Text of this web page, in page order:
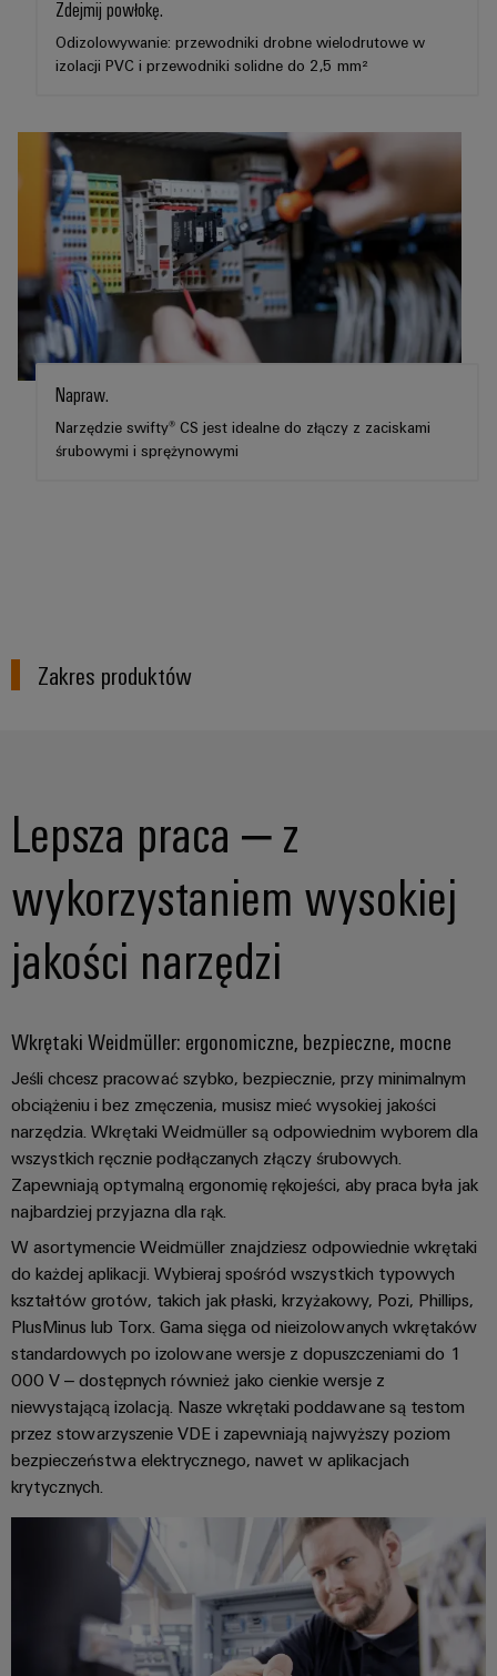
dla
przemysłu
i
Wodór
Wodór
kluczowa
technologia
transformacji
energetycznej
listwy
zaciskowe
skrzynki
Przewody
konfekcjonowane
Innowacje
produktowe
Praktyczna
dla Twojego
Weidmüller
Configurator
Wyższy poziom
inżynierii cyfrowej
– intuicyjnie,
nieskomplikowanie,
szybko
Zdejmij powłokę.
Odizolowywanie: przewodniki drobne wielodrutowe w
izolacji PVC i przewodniki solidne do 2,5 mm²
Napraw.
Narzędzie swifty® CS jest idealne do złączy z zaciskami
śrubowymi i sprężynowymi
Zakres produktów
Lepsza praca – z
wykorzystaniem wysokiej
jakości narzędzi
Wkrętaki Weidmüller: ergonomiczne, bezpieczne, mocne
Jeśli chcesz pracować szybko, bezpiecznie, przy minimalnym
obciążeniu i bez zmęczenia, musisz mieć wysokiej jakości
narzędzia. Wkrętaki Weidmüller są odpowiednim wyborem dla
wszystkich ręcznie podłączanych złączy śrubowych.
Zapewniają optymalną ergonomię rękojeści, aby praca była jak
najbardziej przyjazna dla rąk.
W asortymencie Weidmüller znajdziesz odpowiednie wkrętaki
do każdej aplikacji. Wybieraj spośród wszystkich typowych
kształtów grotów, takich jak płaski, krzyżakowy, Pozi, Phillips,
PlusMinus lub Torx. Gama sięga od nieizolowanych wkrętaków
standardowych po izolowane wersje z dopuszczeniami do 1
000 V – dostępnych również jako cienkie wersje z
niewystającą izolacją. Nasze wkrętaki poddawane są testom
przez stowarzyszenie VDE i zapewniają najwyższy poziom
bezpieczeństwa elektrycznego, nawet w aplikacjach
krytycznych.